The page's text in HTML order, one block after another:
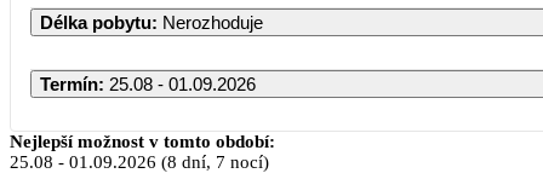
Délka pobytu: Nerozhoduje
Termín: 25.08 - 01.09.2026
Nejlepší možnost v tomto období:
25.08 - 01.09.2026 (8 dní, 7 nocí)